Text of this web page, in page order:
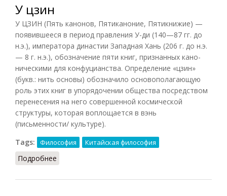
У цзин
У ЦЗИН (Пять канонов, Пятиканоние, Пятикнижие) —
появившееся в период правления У-ди (140—87 гг. до
н.э.), императора династии Западная Хань (206 г. до н.э.
— 8 г. н.э.), обозначение пяти книг, признанных кано-
ническими для конфуцианства. Определение «цзин»
(букв.: нить основы) обозначило основополагающую
роль этих книг в упорядочении общества посредством
перенесения на него совершенной космической
структуры, которая воплощается в вэнь
(письменности/ культуре).
Tags:
Философия Китайская философия
Подробнее